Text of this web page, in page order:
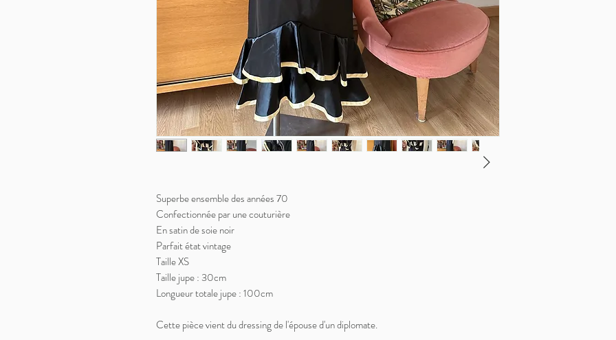
Superbe ensemble des années 70
Confectionnée par une couturière
En satin de soie noir
Parfait état vintage
Taille XS
Taille jupe : 30cm
Longueur totale jupe : 100cm
Cette pièce vient du dressing de l'épouse d'un diplomate.